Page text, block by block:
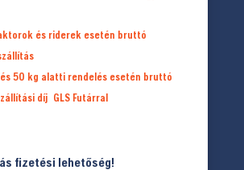
és riderek esetén bruttó
50 kg alatti rendelés esetén bruttó
díj GLS Futárral
fizetési lehetőség!